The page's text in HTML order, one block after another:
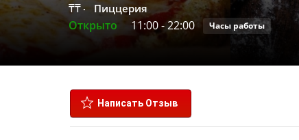
₸₸
Пиццерия
Открыто 11:00-22:00 Часы работы
Написать Отзыв